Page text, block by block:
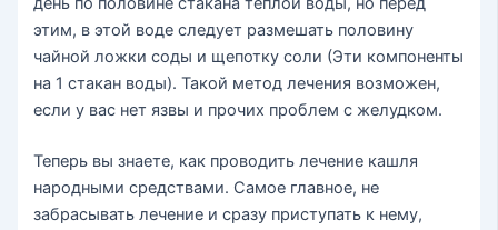
этим, в этой воде следует размешать половину
чайной ложки соды и щепотку соли (Эти компоненты
на 1 стакан воды). Такой метод лечения возможен,
если у вас нет язвы и прочих проблем с желудком.
Теперь вы знаете, как проводить лечение кашля
народными средствами. Самое главное, не
забрасывать лечение и сразу приступать к нему,